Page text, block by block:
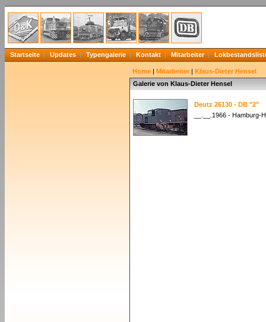
Startseite Updates Typengalerie Kontakt Mitarbeiter
Home | Mitarbeiter | Klaus-Dieter Hensel
Galerie von Klaus-Dieter Hensel
Deutz 26130 - DB "2"
__.__.1966 -